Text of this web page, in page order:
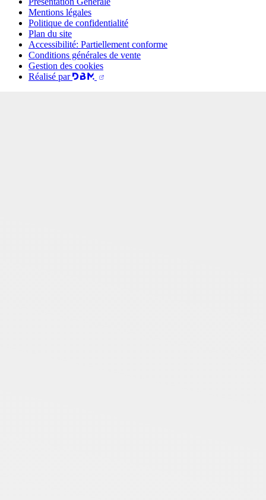
Mentions légales
Politique de confidentialité
Plan du site
Accessibilité: Partiellement conforme
Conditions générales de vente
Gestion des cookies
Réalisé par